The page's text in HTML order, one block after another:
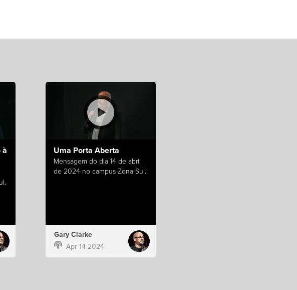
à
Uma Porta Aberta
Mensagem do dia 14 de abril
de 2024 no campus Zona Sul.
Gary Clarke
Apr 14 2024